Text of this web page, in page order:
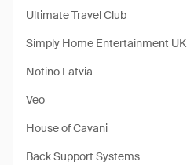
Ultimate Travel Club
Simply Home Entertainment UK
Notino Latvia
Veo
House of Cavani
Back Support Systems